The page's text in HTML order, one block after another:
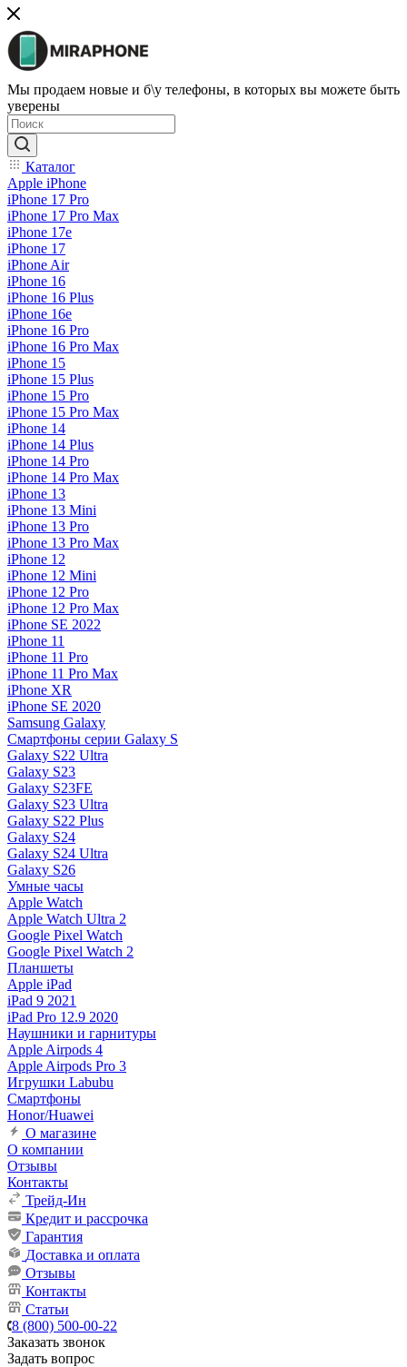
Мы продаем новые и б\у телефоны, в которых вы можете быть
уверены
Каталог
Apple iPhone
iPhone 17 Pro
iPhone 17 Pro Max
iPhone 17e
iPhone 17
iPhone Air
iPhone 16
iPhone 16 Plus
iPhone 16e
iPhone 16 Pro
iPhone 16 Pro Max
iPhone 15
iPhone 15 Plus
iPhone 15 Pro
iPhone 15 Pro Max
iPhone 14
iPhone 14 Plus
iPhone 14 Pro
iPhone 14 Pro Max
iPhone 13
iPhone 13 Mini
iPhone 13 Pro
iPhone 13 Pro Max
iPhone 12
iPhone 12 Mini
iPhone 12 Pro
iPhone 12 Pro Max
iPhone SE 2022
iPhone 11
iPhone 11 Pro
iPhone 11 Pro Max
iPhone XR
iPhone SE 2020
Samsung Galaxy
Смартфоны серии Galaxy S
Galaxy S22 Ultra
Galaxy S23
Galaxy S23FE
Galaxy S23 Ultra
Galaxy S22 Plus
Galaxy S24
Galaxy S24 Ultra
Galaxy S26
Умные часы
Apple Watch
Apple Watch Ultra 2
Google Pixel Watch
Google Pixel Watch 2
Планшеты
Apple iPad
iPad 9 2021
iPad Pro 12.9 2020
Наушники и гарнитуры
Apple Airpods 4
Apple Airpods Pro 3
Игрушки Labubu
Смартфоны
Honor/Huawei
О магазине
О компании
Отзывы
Контакты
Трейд-Ин
Кредит и рассрочка
Гарантия
Доставка и оплата
Отзывы
Контакты
Статьи
8 (800) 500-00-22
Заказать звонок
Задать вопрос